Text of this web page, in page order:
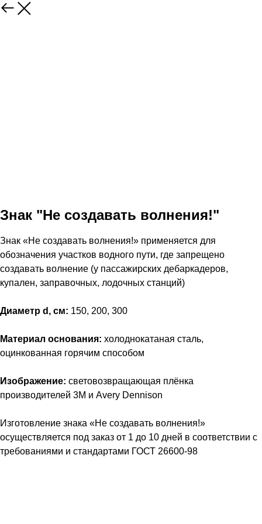
Знак "Не создавать волнения!"
Знак «Не создавать волнения!» применяется для
обозначения участков водного пути, где запрещено
создавать волнение (у пассажирских дебаркадеров,
купален, заправочных, лодочных станций)
Диаметр d, см: 150, 200, 300
Материал основания: холоднокатаная сталь,
оцинкованная горячим способом
Изображение: световозвращающая плёнка
производителей 3M и Avery Dennison
Изготовление знака «Не создавать волнения!»
осуществляется под заказ от 1 до 10 дней в соответствии с
требованиями и стандартами ГОСТ 26600-98